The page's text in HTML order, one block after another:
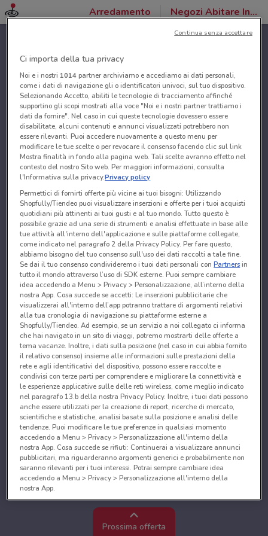
Arredamento Negozi Abitare Interior
Prossima offerta
Ci importa della tua privacy
Noi e i nostri 1014partner archiviamo e accediamo ai dati personali,
come i dati di navigazione gli o identificatori univoci, sul tuo dispositivo.
Selezionando Accetto, abiliti le tecnologie di tracciamento affinché
supportino gli scopi mostrati alla voce "Noi e i nostri partner trattiamo i
dati da fornire". Nel caso in cui queste tecnologie dovessero essere
disabilitate, alcuni contenuti e annunci visualizzati potrebbero non
essere rilevanti. Puoi accedere nuovamente a questo menu per
modificare le tue scelte o per revocare il consenso facendo clic sul link
Mostra finalità in fondo alla pagina web. Tali scelte avranno effetto nel
contesto del nostro Sito web. Per maggiori informazioni, consulta
l'Informativa sulla privacy.Privacy policy
Permettici di fornirti offerte più vicine ai tuoi bisogni: Utilizzando
Shopfully/Tiendeo puoi visualizzare inserzioni e offerte per i tuoi acquisti
quotidiani più attinenti ai tuoi gusti e al tuo mondo. Tutto questo è
possibile grazie ad una serie di strumenti e analisi effettuate in base alle
tue attività all'interno dell'applicazione e sulle piattaforme collegate,
come indicato nel paragrafo 2 della Privacy Policy. Per fare questo,
abbiamo bisogno del tuo consenso sull'uso dei dati raccolti a tale fine.
Se dai il tuo consenso condivideremo i tuoi dati personali conPartnersin
tutto il mondo attraverso l’uso di SDK esterne. Puoi sempre cambiare
idea accedendo a Menu > Privacy > Personalizzazione, all’interno della
nostra App. Cosa succede se accetti: Le inserzioni pubblicitarie che
visualizzerai all'interno dell’app potranno trattare di argomenti relativi
alla tua cronologia di navigazione su piattaforme esterne a
Shopfully/Tiendeo. Ad esempio, se un servizio a noi collegato ci informa
che hai navigato in un sito di viaggi, potremo mostrarti delle offerte a
tema vacanze. Inoltre, i dati sulla posizione (nel caso in cui abbia fornito
il relativo consenso) insieme alle informazioni sulle prestazioni della
rete e agli identificativi del dispositivo, possono essere raccolte e
condivisi con terze parti per comprendere e migliorare la connettività e
le esperienze applicative sulle delle reti wireless, come meglio indicato
nel paragrafo 13.b della nostra Privacy Policy. Inoltre, i tuoi dati possono
anche essere utilizzati per la creazione di report, ricerche di mercato,
scientifiche e statistiche, analisi basate sulla posizione e analisi delle
tendenze. Puoi modificare le tue preferenze in qualsiasi momento
accedendo a Menu > Privacy > Personalizzazione all'interno della
nostra App. Cosa succede se rifiuti: Continuerai a visualizzare annunci
pubblicitari, ma riguarderanno argomenti generici e probabilmente non
saranno rilevanti per i tuoi interessi. Potrai sempre cambiare idea
accedendo a Menu > Privacy > Personalizzazione all'interno della
nostra App.
Noi e i nostri partner trattiamo i dati per fornire:
Utilizzare dati di geolocalizzazione precisi. Scansione attiva delle
caratteristiche del dispositivo ai fini dell’identificazione. Archiviare
Continua senza accettare